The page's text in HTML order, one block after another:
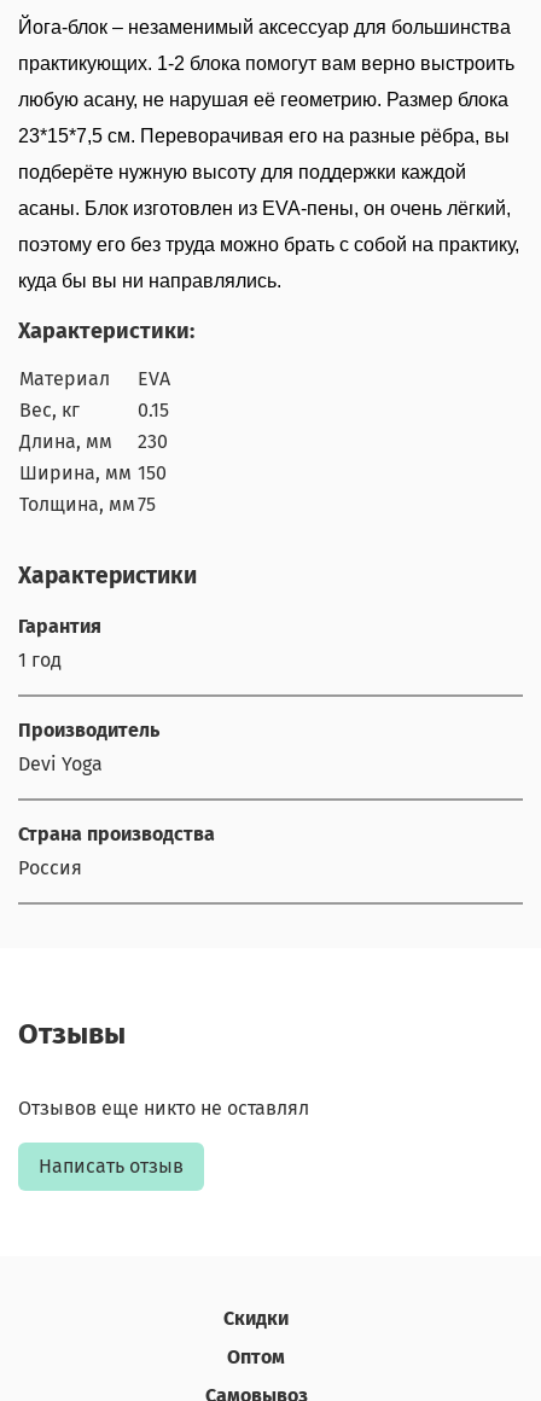
Йога-блок – незаменимый аксессуар для большинства
практикующих. 1-2 блока помогут вам верно выстроить
любую асану, не нарушая её геометрию. Размер блока
23*15*7,5 см. Переворачивая его на разные рёбра, вы
подберёте нужную высоту для поддержки каждой
асаны. Блок изготовлен из EVA-пены, он очень лёгкий,
поэтому его без труда можно брать с собой на практику,
куда бы вы ни направлялись.
Характеристики:
Материал
EVA
Вес, кг
0.15
Длина, мм
230
Ширина, мм 150
Толщина, мм75
Характеристики
Гарантия
1 год
Производитель
Devi Yoga
Страна производства
Россия
Отзывы
Отзывов еще никто не оставлял
Написать отзыв
Скидки
Оптом
Самовывоз